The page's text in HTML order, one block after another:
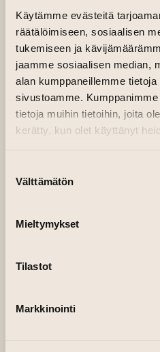
Käytämme evästeitä
räätälöimiseen, sosiaalisen
tukemiseen ja
jaamme sosiaalisen median,
alan kumppaneillemme
sivustoamme.
tietoja muihin tietoihin, joita
kerätty, kun olet käyttänyt
valinta
Välttämätön
Mieltymykset
Tilastot
Markkinointi
uraauurtavasta
Antin graafinen tyyli ja
graafiset korut
näyttävyydellään.
mahdollisuuden
pinnalta tai syventyä
eläimen osa on
“Taiteen talo haluaa
arvoista ja etiikasta.
Sigridin teokset käyvät
syvemmälle on aivan
Taiteen talon
Antti Eklund on
hän on toiminut